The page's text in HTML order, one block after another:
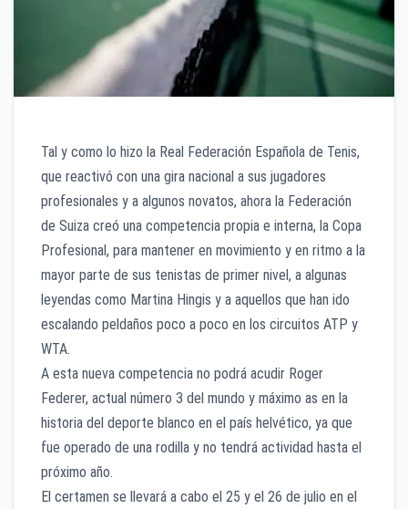
Tal y como lo hizo la Real Federación Española de Tenis,
que reactivó con una gira nacional a sus jugadores
profesionales y a algunos novatos, ahora la Federación
de Suiza creó una competencia propia e interna, la Copa
Profesional, para mantener en movimiento y en ritmo a la
mayor parte de sus tenistas de primer nivel, a algunas
leyendas como Martina Hingis y a aquellos que han ido
escalando peldaños poco a poco en los circuitos ATP y
WTA.
A esta nueva competencia no podrá acudir Roger
Federer, actual número 3 del mundo y máximo as en la
historia del deporte blanco en el país helvético, ya que
fue operado de una rodilla y no tendrá actividad hasta el
próximo año.
El certamen se llevará a cabo el 25 y el 26 de julio en el